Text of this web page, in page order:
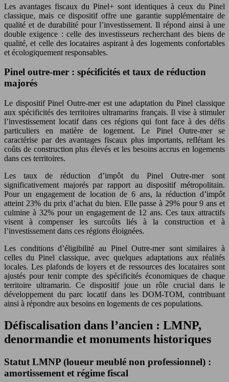
Les avantages fiscaux du Pinel+ sont identiques à ceux du Pinel
classique, mais ce dispositif offre une garantie supplémentaire de
qualité et de durabilité pour l’investissement. Il répond ainsi à une
double exigence : celle des investisseurs recherchant des biens de
qualité, et celle des locataires aspirant à des logements confortables
et écologiquement responsables.
Pinel outre-mer : spécificités et taux de réduction
majorés
Le dispositif Pinel Outre-mer est une adaptation du Pinel classique
aux spécificités des territoires ultramarins français. Il vise à stimuler
l’investissement locatif dans ces régions qui font face à des défis
particuliers en matière de logement. Le Pinel Outre-mer se
caractérise par des avantages fiscaux plus importants, reflétant les
coûts de construction plus élevés et les besoins accrus en logements
dans ces territoires.
Les taux de réduction d’impôt du Pinel Outre-mer sont
significativement majorés par rapport au dispositif métropolitain.
Pour un engagement de location de 6 ans, la réduction d’impôt
atteint 23% du prix d’achat du bien. Elle passe à 29% pour 9 ans et
culmine à 32% pour un engagement de 12 ans. Ces taux attractifs
visent à compenser les surcoûts liés à la construction et à
l’investissement dans ces régions éloignées.
Les conditions d’éligibilité au Pinel Outre-mer sont similaires à
celles du Pinel classique, avec quelques adaptations aux réalités
locales. Les plafonds de loyers et de ressources des locataires sont
ajustés pour tenir compte des spécificités économiques de chaque
territoire ultramarin. Ce dispositif joue un rôle crucial dans le
développement du parc locatif dans les DOM-TOM, contribuant
ainsi à répondre aux besoins en logements de ces populations.
Défiscalisation dans l’ancien : LMNP,
denormandie et monuments historiques
Statut LMNP (loueur meublé non professionnel) :
amortissement et régime fiscal